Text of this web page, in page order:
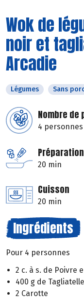
Wok de
noir et
Arcadie
Légumes Sans
Nombre de
4 personnes
Préparation
20 min
Cuisson
20 min
Ingrédients
Pour 4 personnes
2 c. à s. de Poivre
400 g de
2 Carotte